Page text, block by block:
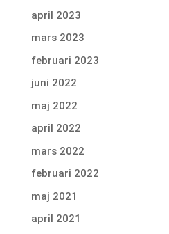
april 2023
mars 2023
februari 2023
juni 2022
maj 2022
april 2022
mars 2022
februari 2022
maj 2021
april 2021